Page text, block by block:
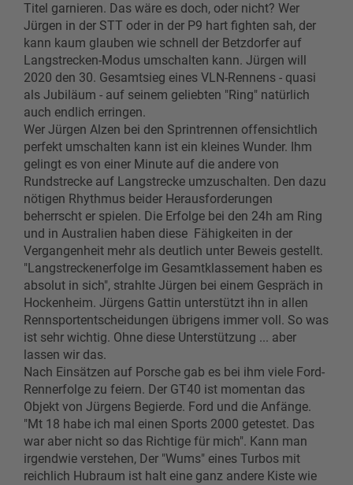
Titel garnieren. Das wäre es doch, oder nicht? Wer
Jürgen in der STT oder in der P9 hart fighten sah, der
kann kaum glauben wie schnell der Betzdorfer auf
Langstrecken-Modus umschalten kann. Jürgen will
2020 den 30. Gesamtsieg eines VLN-Rennens - quasi
als Jubiläum - auf seinem geliebten "Ring" natürlich
auch endlich erringen.
Wer Jürgen Alzen bei den Sprintrennen offensichtlich
perfekt umschalten kann ist ein kleines Wunder. Ihm
gelingt es von einer Minute auf die andere von
Rundstrecke auf Langstrecke umzuschalten. Den dazu
nötigen Rhythmus beider Herausforderungen
beherrscht er spielen. Die Erfolge bei den 24h am Ring
und in Australien haben diese Fähigkeiten in der
Vergangenheit mehr als deutlich unter Beweis gestellt.
"Langstreckenerfolge im Gesamtklassement haben es
absolut in sich", strahlte Jürgen bei einem Gespräch in
Hockenheim. Jürgens Gattin unterstützt ihn in allen
Rennsportentscheidungen übrigens immer voll. So was
ist sehr wichtig. Ohne diese Unterstützung ... aber
lassen wir das.
Nach Einsätzen auf Porsche gab es bei ihm viele Ford-
Rennerfolge zu feiern. Der GT40 ist momentan das
Objekt von Jürgens Begierde. Ford und die Anfänge.
"Mt 18 habe ich mal einen Sports 2000 getestet. Das
war aber nicht so das Richtige für mich". Kann man
irgendwie verstehen, Der "Wums" eines Turbos mit
reichlich Hubraum ist halt eine ganz andere Kiste wie